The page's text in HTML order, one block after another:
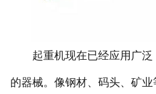
起重机现在已经应用广泛
的器械。像钢材、码头、矿业